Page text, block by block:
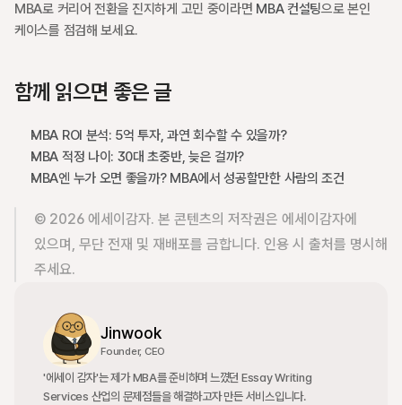
MBA로 커리어 전환을 진지하게 고민 중이라면 MBA 컨설팅으로 본인
케이스를 점검해 보세요.
함께 읽으면 좋은 글
MBA ROI 분석: 5억 투자, 과연 회수할 수 있을까?
MBA 적정 나이: 30대 초중반, 늦은 걸까?
MBA엔 누가 오면 좋을까? MBA에서 성공할만한 사람의 조건
© 2026 에세이감자. 본 콘텐츠의 저작권은 에세이감자에
있으며, 무단 전재 및 재배포를 금합니다. 인용 시 출처를 명시해
주세요.
Jinwook
Founder, CEO
'에세이 감자'는 제가 MBA를 준비하며 느꼈던 Essay Writing
Services 산업의 문제점들을 해결하고자 만든 서비스입니다.